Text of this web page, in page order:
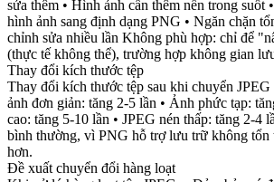
sửa thêm • Hình ảnh cần thêm nền trong suốt
hình ảnh sang định dạng PNG • Ngăn chặn
chỉnh sửa nhiều lần Không phù hợp: chỉ để
(thực tế không thể), trường hợp không gian
Thay đổi kích thước tệp
Thay đổi kích thước tệp sau khi chuyển
ảnh đơn giản: tăng 2-5 lần • Ảnh phức tạp:
cao: tăng 5-10 lần • JPEG nén thấp: tăng 2-4
bình thường, vì PNG hỗ trợ lưu trữ không tổn
hơn.
Đề xuất chuyển đổi hàng loạt